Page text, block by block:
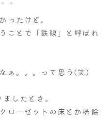
＾
ったけど。
ことで「鉄線」と呼ばれ
ぁ。。。って思う(笑)
したとさ。
ローゼットの床とか掃除